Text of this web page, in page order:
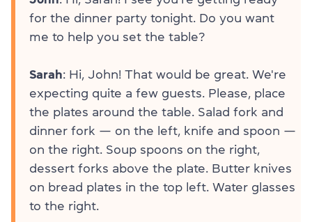
for the dinner party tonight. Do you want
me to help you set the table?
Sarah: Hi, John! That would be great. We're
expecting quite a few guests. Please, place
the plates around the table. Salad fork and
dinner fork — on the left, knife and spoon —
on the right. Soup spoons on the right,
dessert forks above the plate. Butter knives
on bread plates in the top left. Water glasses
to the right.